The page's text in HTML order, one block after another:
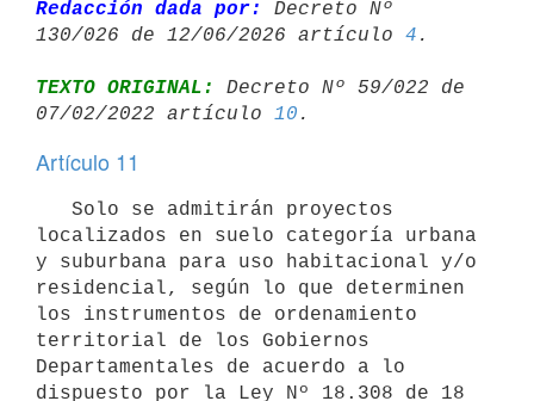
Redacción dada por:
Decreto Nº
130/026 de 12/06/2026 artículo 4
TEXTO ORIGINAL:
Decreto Nº 59/022 de
07/02/2022 artículo 10
Artículo 11
localizados en suelo categoría urbana
y suburbana para uso habitacional y/o
residencial, según lo que determinen
los instrumentos de ordenamiento
territorial de los Gobiernos
Departamentales de acuerdo a lo
dispuesto por la Ley Nº 18.308 de 18